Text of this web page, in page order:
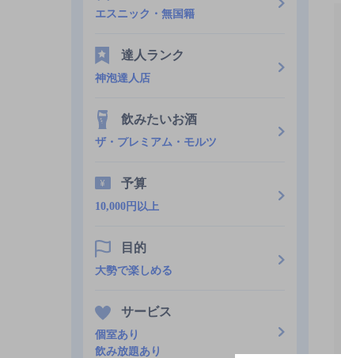
エスニック・無国籍
達人ランク
神泡達人店
飲みたいお酒
ザ・プレミアム・モルツ
予算
10,000円以上
目的
大勢で楽しめる
サービス
個室あり
飲み放題あり